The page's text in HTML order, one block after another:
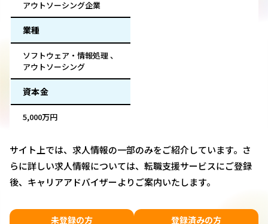
アウトソーシング企業
業種
ソフトウェア・情報処理 、
アウトソーシング
資本金
5,000万円
サイト上では、求人情報の一部のみをご紹介しています。さ
らに詳しい求人情報については、転職支援サービスにご登録
後、キャリアアドバイザーよりご案内いたします。
未登録の方 登録済みの方